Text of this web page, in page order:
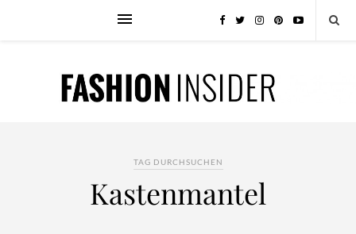
TAG DURCHSUCHEN
Kastenmantel